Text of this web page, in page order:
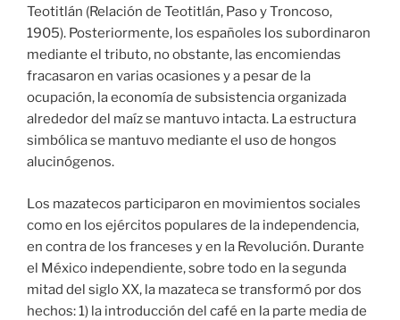
Teotitlán (Relación de Teotitlán, Paso y Troncoso,
1905). Posteriormente, los españoles los subordinaron
mediante el tributo, no obstante, las encomiendas
fracasaron en varias ocasiones y a pesar de la
ocupación, la economía de subsistencia organizada
alrededor del maíz se mantuvo intacta. La estructura
simbólica se mantuvo mediante el uso de hongos
alucinógenos.
Los mazatecos participaron en movimientos sociales
como en los ejércitos populares de la independencia,
en contra de los franceses y en la Revolución. Durante
el México independiente, sobre todo en la segunda
mitad del siglo XX, la mazateca se transformó por dos
hechos: 1) la introducción del café en la parte media de